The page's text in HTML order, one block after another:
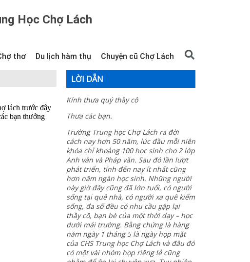
Học Chợ Lách
thơ Du lịch hàm thụ Chuyện cũ Chợ Lách
lách trước đây
bạn thưởng
LỜI DẪN
Kính thưa quý thầy cô
Thưa các bạn.
Trường Trung học Chợ Lách ra đời
cách nay hơn 50 năm, lúc đầu mỗi niên
khóa chỉ khoảng 100 học sinh cho 2 lớp
Anh văn và Pháp văn. Sau đó lần lượt
phát triển, tính đến nay ít nhất cũng
hơn năm ngàn học sinh. Những người
này giờ đây cũng đã lớn tuổi, có người
sống tại quê nhà, có người xa quê kiếm
sống, đa số đều có nhu cầu gặp lại
thầy cô, bạn bè của một thời dạy – học
dưới mái trường. Bằng chứng là hàng
năm ngày 1 tháng 5 là ngày họp mặt
của CHS Trung học Chợ Lách và đâu đó
có một vài nhóm họp riêng lẻ cũng